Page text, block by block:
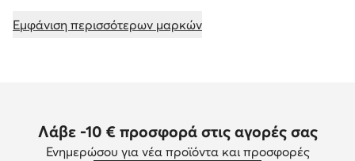
Εμφάνιση περισσότερων μαρκών
Λάβε -10 € προσφορά στις αγορές σας
Ενημερώσου για νέα προϊόντα και προσφορές